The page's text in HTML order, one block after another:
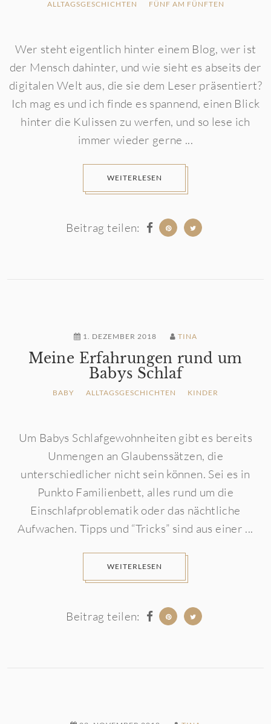
ALLTAGSGESCHICHTEN FÜNF AM FÜNFTEN
Wer steht eigentlich hinter einem Blog, wer ist
der Mensch dahinter, und wie sieht es abseits der
digitalen Welt aus, die sie dem Leser präsentiert?
Ich mag es und ich finde es spannend, einen Blick
hinter die Kulissen zu werfen, und so lese ich
immer wieder gerne ...
WEITERLESEN
Beitrag teilen:
1. DEZEMBER 2018 TINA
Meine Erfahrungen rund um
Babys Schlaf
BABY ALLTAGSGESCHICHTEN KINDER
Um Babys Schlafgewohnheiten gibt es bereits
Unmengen an Glaubenssätzen, die
unterschiedlicher nicht sein können. Sei es in
Punkto Familienbett, alles rund um die
Einschlafproblematik oder das nächtliche
Aufwachen. Tipps und “Tricks” sind aus einer ...
WEITERLESEN
Beitrag teilen: